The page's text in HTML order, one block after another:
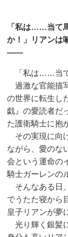
「私は……当て
か！」リアンは
——
「私は……当て
過激な官能描
の世界に転生し
戯』の愛読者だ
た護衛騎士に抱
その実現に向
ながら、愛のな
会という運命の
騎士ガーレンの
そんなある日
でうたた寝から
皇子リアンが夢
光り輝く銀髪